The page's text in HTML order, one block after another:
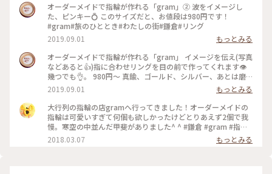
オーダーメイドで指輪が作れる「gram」② 波をイメージし
た、ピンキー💍 このサイズだと、お値段は980円です！
#gram#旅のひととき#わたしの街#鎌倉#リング
2019.09.01
もっとみる
オーダーメイドで指輪が作れる「gram」 イメージを伝え(写真
などあると👍)指に合わせリングを目の前で作ってくれます👁
幾つでも👌。 980円〜 真鍮、ゴールド、シルバー、あとは磨
きをかけるかマットな感じにするか💍😊✨✨ 今回は、左からピ
ンキー、中指、親指と作りました😅 いつもは行列がすごいの
に、この日、整理券なし、30分並び入れました😱😱‼️(平日の
夕方) 皆さん、カップルもいだけど、グループで来られ旅の思
い出に作られたりしている方が多かったです😊 まさか、入れ
ると思わなかったので、待ち時間に情報収集し勢いで作ったリ
ング。それでも、なんだか愛着がわきますね… 次は、重ね付け
2019.09.01
もっとみる
大行列の指輪の店gramへ行ってきました！オーダーメイドの
指輪は可愛いすぎて何個も欲しかったけどとりあえず2個で我
慢。寒空の中並んだ甲斐がありました^ ^ #鎌倉 #gram #指輪
#オーダーメイド
2018.03.07 もっとみる